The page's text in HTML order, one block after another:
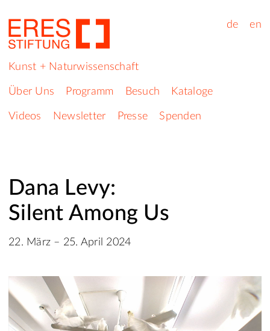
de en
Kunst + Naturwissenschaft
Über Uns Programm Besuch Kataloge
Videos Newsletter Presse Spenden
Dana Levy:
Silent Among Us
22. März – 25. April 2024